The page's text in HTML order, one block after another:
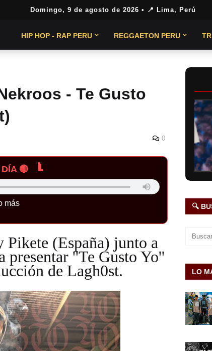
Domingo, 9 de agosto de 2026 • 📍 Lima, Perú
HIP HOP - RAP PERU REGGAETON PERU
- Te Gusto
0
🔴
más
Pikete (España) junto a
presentar ''Te Gusto Yo''
de Lagh0st.
🔍
LO